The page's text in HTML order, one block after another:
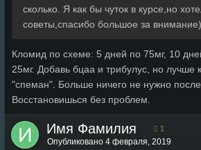
сколько. Я как бы чуток в курсе,но
советы,спасибо большое за внимание)
Кломид по схеме: 5 дней по 75мг, 10
25мг. Добавь бцаа и трибулус, но лучше
"спеман". Больше ничего не нужно после
Восстановишься без проблем.
Имя Фамилия 1
Опубликовано 4 февраля, 2019